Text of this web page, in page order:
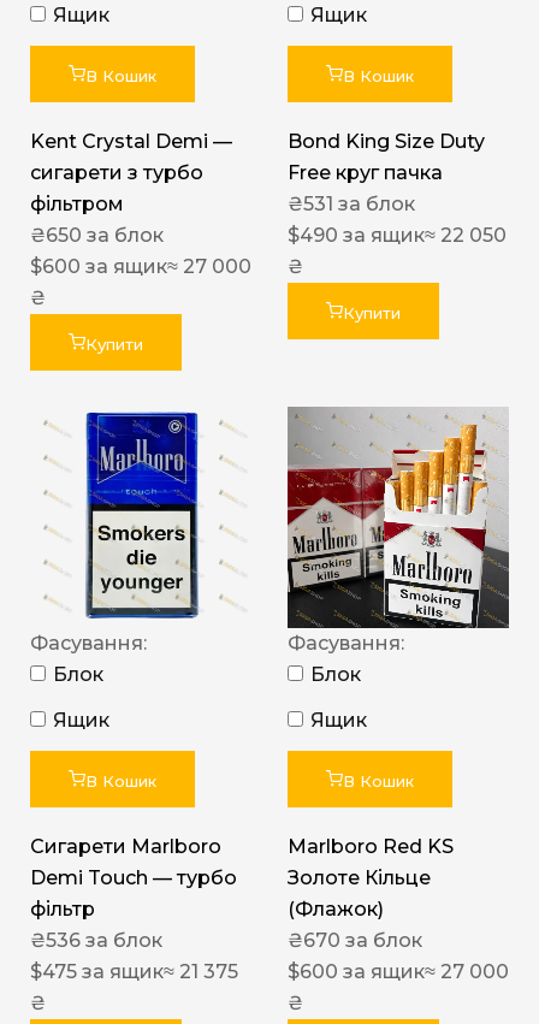
Ящик
В Кошик
Kent Crystal Demi —
сигарети з турбо
фільтром
₴650 за блок
$600 за ящик≈ 27 000
₴
Купити
Ящик
В Кошик
Bond King Size Duty
Free круг пачка
₴531 за блок
$490 за ящик≈ 22 050
₴
Купити
Фасування:
Блок
Ящик
В Кошик
Сигарети Marlboro
Demi Touch — турбо
фільтр
₴536 за блок
$475 за ящик≈ 21 375
₴
Фасування:
Блок
Ящик
В Кошик
Marlboro Red KS
Золоте Кільце
(Флажок)
₴670 за блок
$600 за ящик≈ 27 000
₴